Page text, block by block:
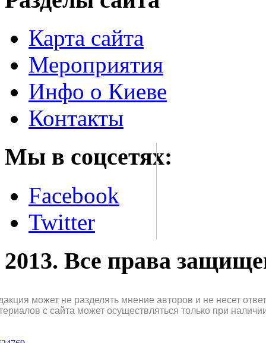
Карта сайта
Мероприятия
Инфо о Киеве
Контакты
Мы в соцсетях:
Facebook
Twitter
2013. Все права
может не разделять мнение авторов и не несет
с сайта может осуществляться только при